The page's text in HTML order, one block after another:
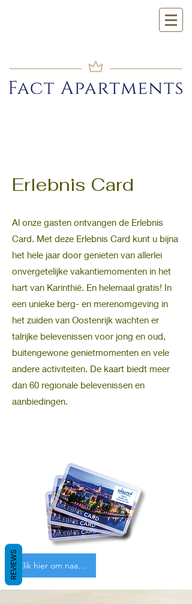
Erlebnis Card
Al onze gasten ontvangen de Erlebnis
Card. Met deze Erlebnis Card kunt u bijna
het hele jaar door genieten van allerlei
onvergetelijke vakantiemomenten in het
hart van Karinthië. En helemaal gratis! In
een unieke berg- en merenomgeving in
het zuiden van Oostenrijk wachten er
talrijke belevenissen voor jong en oud,
buitengewone genietmomenten en vele
andere activiteiten. De kaart biedt meer
dan 60 regionale belevenissen en
aanbiedingen.
Klik hier om naar de toerisme site van Villach te gaan.
REVIEWS